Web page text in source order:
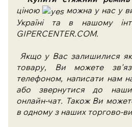
ціною
можна у нас у
Україні та в нашому
GIPERCENTER.COM.
Якщо у Вас залишилися
товару, Ви можете
телефоном, написати нам
або звернутися до
онлайн-чат. Також Ви
в одному з наших торгово-